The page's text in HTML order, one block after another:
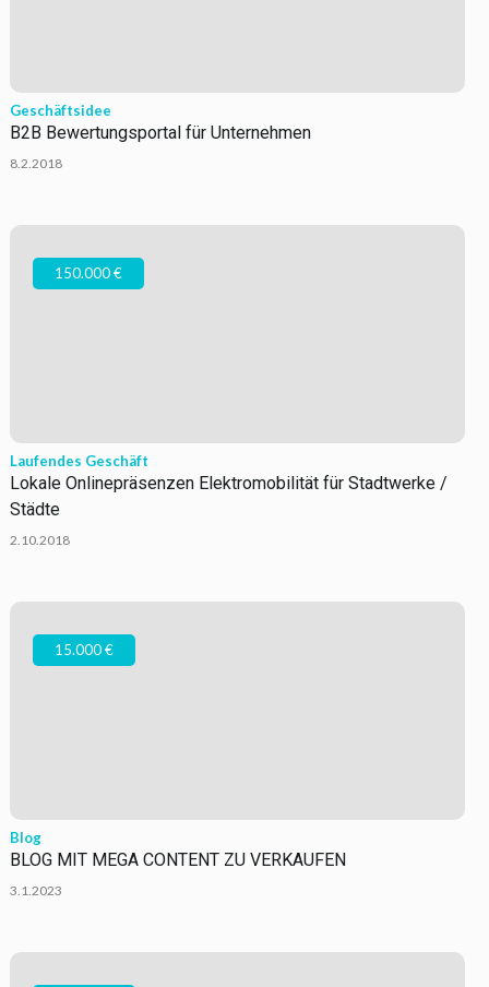
Geschäftsidee
B2B Bewertungsportal für Unternehmen
8.2.2018
150.000 €
Laufendes Geschäft
Lokale Onlinepräsenzen Elektromobilität für Stadtwerke /
Städte
2.10.2018
15.000 €
Blog
BLOG MIT MEGA CONTENT ZU VERKAUFEN
3.1.2023